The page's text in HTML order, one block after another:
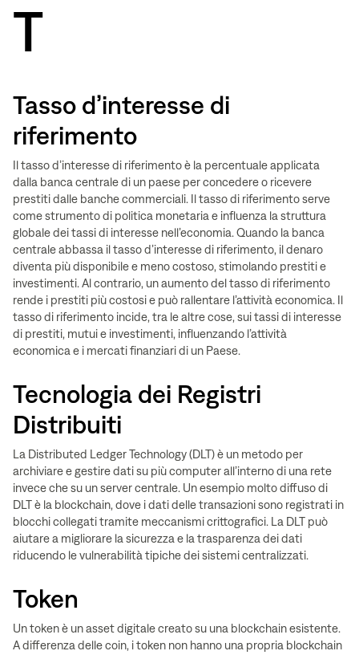
T
Tasso d’interesse di
riferimento
Il tasso d’interesse di riferimento è la percentuale applicata
dalla banca centrale di un paese per concedere o ricevere
prestiti dalle banche commerciali. Il tasso di riferimento serve
come strumento di politica monetaria e influenza la struttura
globale dei tassi di interesse nell’economia. Quando la banca
centrale abbassa il tasso d’interesse di riferimento, il denaro
diventa più disponibile e meno costoso, stimolando prestiti e
investimenti. Al contrario, un aumento del tasso di riferimento
rende i prestiti più costosi e può rallentare l’attività economica. Il
tasso di riferimento incide, tra le altre cose, sui tassi di interesse
di prestiti, mutui e investimenti, influenzando l’attività
economica e i mercati finanziari di un Paese.
Tecnologia dei Registri
Distribuiti
La Distributed Ledger Technology (DLT) è un metodo per
archiviare e gestire dati su più computer all’interno di una rete
invece che su un server centrale. Un esempio molto diffuso di
DLT è la blockchain, dove i dati delle transazioni sono registrati in
blocchi collegati tramite meccanismi crittografici. La DLT può
aiutare a migliorare la sicurezza e la trasparenza dei dati
riducendo le vulnerabilità tipiche dei sistemi centralizzati.
Token
Un token è un asset digitale creato su una blockchain esistente.
A differenza delle coin, i token non hanno una propria blockchain